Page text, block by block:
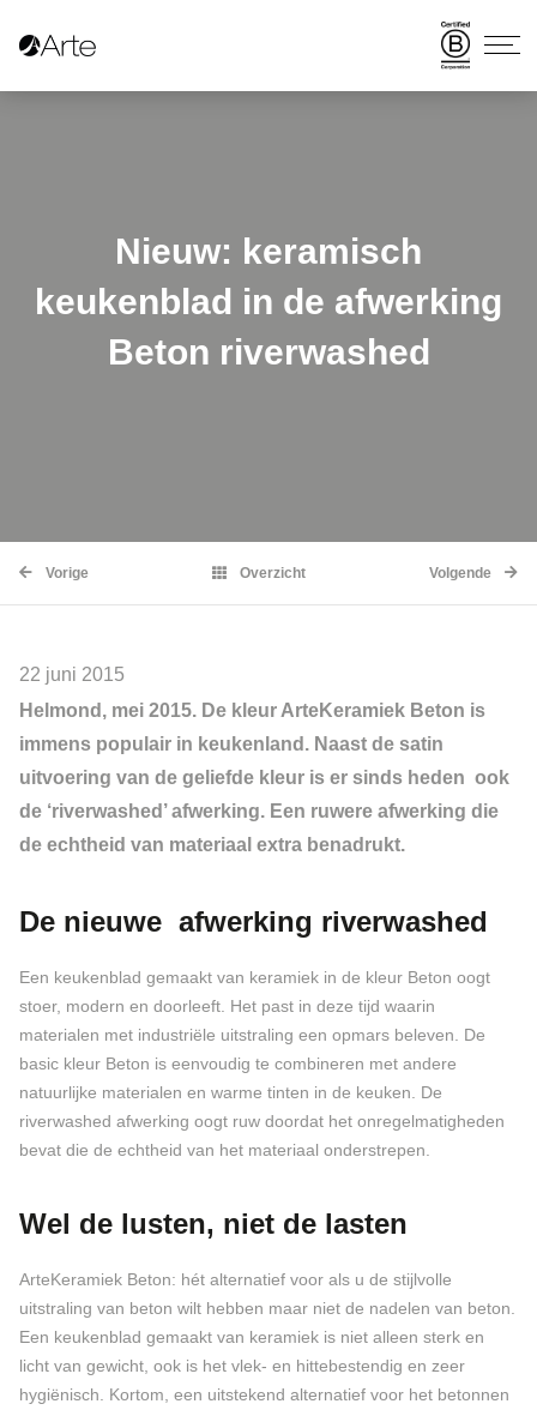
Nieuw: keramisch
keukenblad in de afwerking
Beton riverwashed
Vorige Overzicht Volgende
22 juni 2015
Helmond, mei 2015. De kleur ArteKeramiek Beton is
immens populair in keukenland. Naast de satin
uitvoering van de geliefde kleur is er sinds heden ook
de ‘riverwashed’ afwerking. Een ruwere afwerking die
de echtheid van materiaal extra benadrukt.
De nieuwe afwerking riverwashed
Een keukenblad gemaakt van keramiek in de kleur Beton oogt
stoer, modern en doorleeft. Het past in deze tijd waarin
materialen met industriële uitstraling een opmars beleven. De
basic kleur Beton is eenvoudig te combineren met andere
natuurlijke materialen en warme tinten in de keuken. De
riverwashed afwerking oogt ruw doordat het onregelmatigheden
bevat die de echtheid van het materiaal onderstrepen.
Wel de lusten, niet de lasten
ArteKeramiek Beton: hét alternatief voor als u de stijlvolle
uitstraling van beton wilt hebben maar niet de nadelen van beton.
Een keukenblad gemaakt van keramiek is niet alleen sterk en
licht van gewicht, ook is het vlek- en hittebestendig en zeer
hygiënisch. Kortom, een uitstekend alternatief voor het betonnen